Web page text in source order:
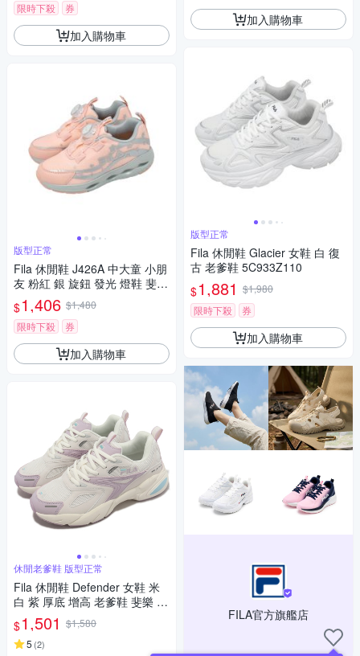
限時下殺
券
加入購物車
版型正常
Fila 休閒鞋 J426A 中大童 小朋
友 粉紅 銀 旋鈕 發光 燈鞋 斐樂
2J426A588
$1,406 $1,480
限時下殺
券
加入購物車
休閒老爹鞋 版型正常
Fila 休閒鞋 Defender 女鞋 米
白 紫 厚底 增高 老爹鞋 斐樂 5J
907X919
$1,501 $1,580
5 (2)
加入購物車
版型正常
Fila 休閒鞋 Glacier 女鞋 白 復
古 老爹鞋 5C933Z110
$1,881 $1,980
限時下殺
券
加入購物車
FILA官方旗艦店